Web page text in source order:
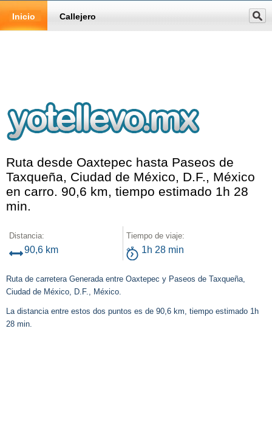
Inicio Callejero
Ruta desde Oaxtepec hasta Paseos de
Taxqueña, Ciudad de México, D.F., México
en carro. 90,6 km, tiempo estimado 1h 28
min.
Distancia:
90,6 km
Tiempo de viaje:
1h 28 min
Ruta de carretera Generada entre Oaxtepec y Paseos de Taxqueña,
Ciudad de México, D.F., México.
La distancia entre estos dos puntos es de 90,6 km, tiempo estimado 1h
28 min.